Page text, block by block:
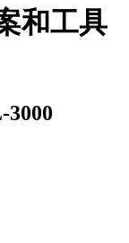
和工具
3000